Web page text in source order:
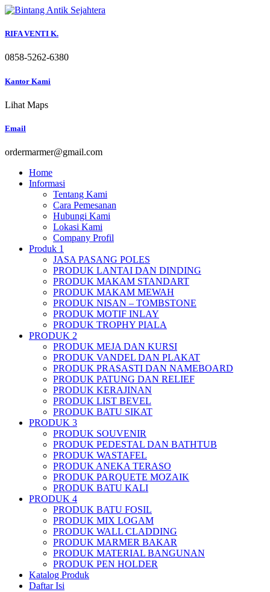
Skip
content
RIFA VENTI K.
0858-5262-6380
Kantor Kami
Lihat Maps
Email
ordermarmer@gmail.com
Home
Informasi
Tentang Kami
Cara Pemesanan
Hubungi Kami
Lokasi Kami
Company Profil
Produk 1
JASA PASANG POLES
PRODUK LANTAI DAN DINDING
PRODUK MAKAM STANDART
PRODUK MAKAM MEWAH
PRODUK NISAN – TOMBSTONE
PRODUK MOTIF INLAY
PRODUK TROPHY PIALA
PRODUK 2
PRODUK MEJA DAN KURSI
PRODUK VANDEL DAN PLAKAT
PRODUK PRASASTI DAN NAMEBOARD
PRODUK PATUNG DAN RELIEF
PRODUK KERAJINAN
PRODUK LIST BEVEL
PRODUK BATU SIKAT
PRODUK 3
PRODUK SOUVENIR
PRODUK PEDESTAL DAN BATHTUB
PRODUK WASTAFEL
PRODUK ANEKA TERASO
PRODUK PARQUETE MOZAIK
PRODUK BATU KALI
PRODUK 4
PRODUK BATU FOSIL
PRODUK MIX LOGAM
PRODUK WALL CLADDING
PRODUK MARMER BAKAR
PRODUK MATERIAL BANGUNAN
PRODUK PEN HOLDER
Katalog Produk
Daftar Isi